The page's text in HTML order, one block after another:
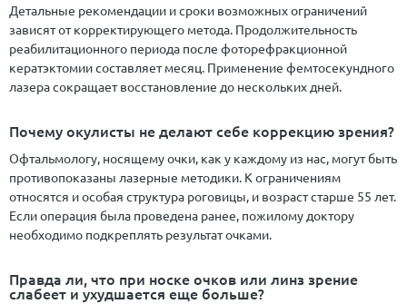
Детальные рекомендации и сроки возможных ограничений
зависят от корректирующего метода. Продолжительность
реабилитационного периода после фоторефракционной
кератэктомии составляет месяц. Применение фемтосекундного
лазера сокращает восстановление до нескольких дней.
Почему окулисты не делают себе коррекцию зрения?
Офтальмологу, носящему очки, как у каждому из нас, могут быть
противопоказаны лазерные методики. К ограничениям
относятся и особая структура роговицы, и возраст старше 55 лет.
Если операция была проведена ранее, пожилому доктору
необходимо подкреплять результат очками.
Правда ли, что при носке очков или линз зрение
слабеет и ухудшается еще больше?